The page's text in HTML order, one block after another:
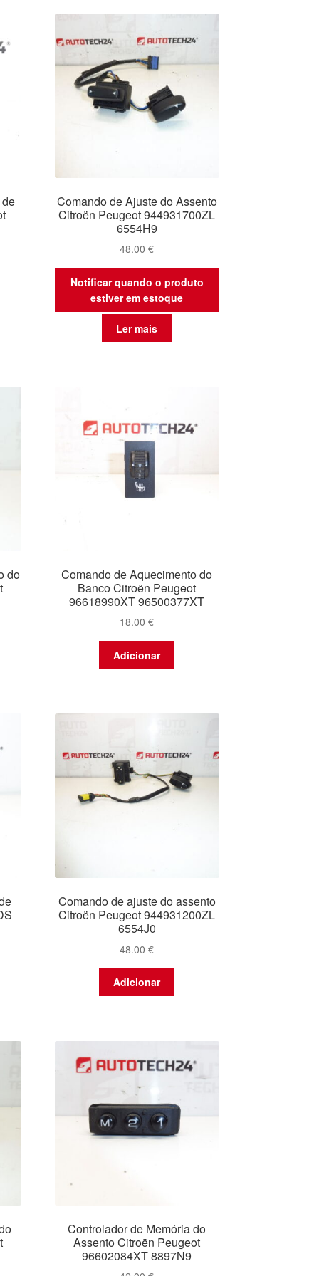
Comando de Ajuste do Assento
Citroën Peugeot 944931700ZL
6554H9
48.00€
Notificar quando o produto
estiver em estoque
Ler mais
do
Comando de Aquecimento do
Banco Citroën Peugeot
96618990XT 96500377XT
18.00€
Adicionar
Comando de ajuste do assento
Citroën Peugeot 944931200ZL
6554J0
48.00€
Adicionar
Controlador de Memória do
Assento Citroën Peugeot
96602084XT 8897N9